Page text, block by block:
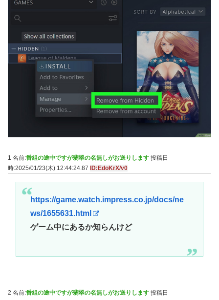
1 名前:番組の途中ですが翡翠の名無しがお送りします 投稿日
時:2025/01/23(木) 12:44:24.87 ID:EdoKrX/v0
https://game.watch.impress.co.jp/docs/ne
ws/1655631.html
ゲーム中にあるか知らんけど
2 名前:番組の途中ですが翡翠の名無しがお送りします 投稿日